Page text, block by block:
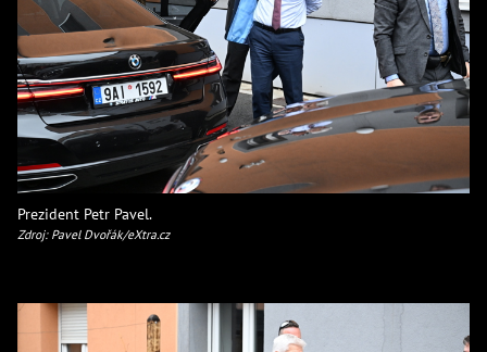
Prezident Petr Pavel.
Zdroj: Pavel Dvořák/eXtra.cz